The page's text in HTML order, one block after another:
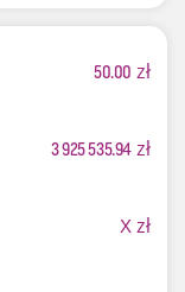
50.00 zł
3 925 535.94zł
Xzł